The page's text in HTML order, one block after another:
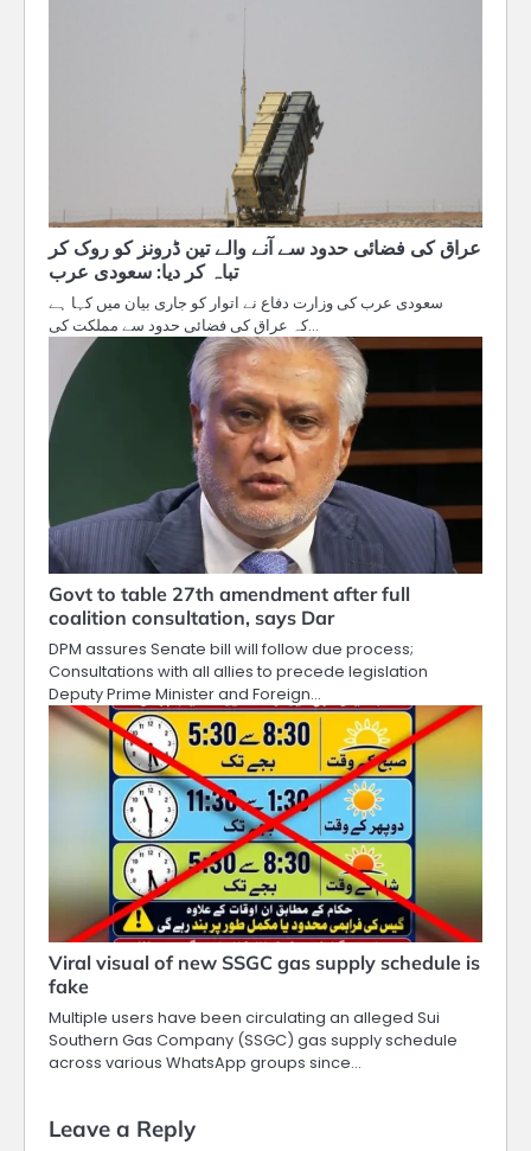
عراق کی فضائی حدود سے آنے والے تین ڈرونز کو روک کر
تباہ کر دیا: سعودی عرب
سعودی عرب کی وزارت دفاع نے اتوار کو جاری بیان میں کہا ہے
کہ عراق کی فضائی حدود سے مملکت کی…
Govt to table 27th amendment after full
coalition consultation, says Dar
DPM assures Senate bill will follow due process;
Consultations with all allies to precede legislation
Deputy Prime Minister and Foreign…
Viral visual of new SSGC gas supply schedule is
fake
Multiple users have been circulating an alleged Sui
Southern Gas Company (SSGC) gas supply schedule
across various WhatsApp groups since…
Leave a Reply